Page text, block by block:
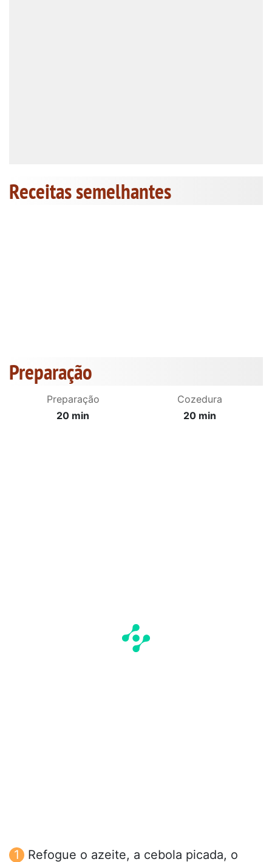
Receitas semelhantes
Preparação
Preparação
20 min
Cozedura
20 min
Refogue o azeite, a cebola picada, o